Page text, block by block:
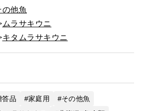
の他魚
ムラサキウニ
キタムラサキウニ
答品 家庭用
その他魚